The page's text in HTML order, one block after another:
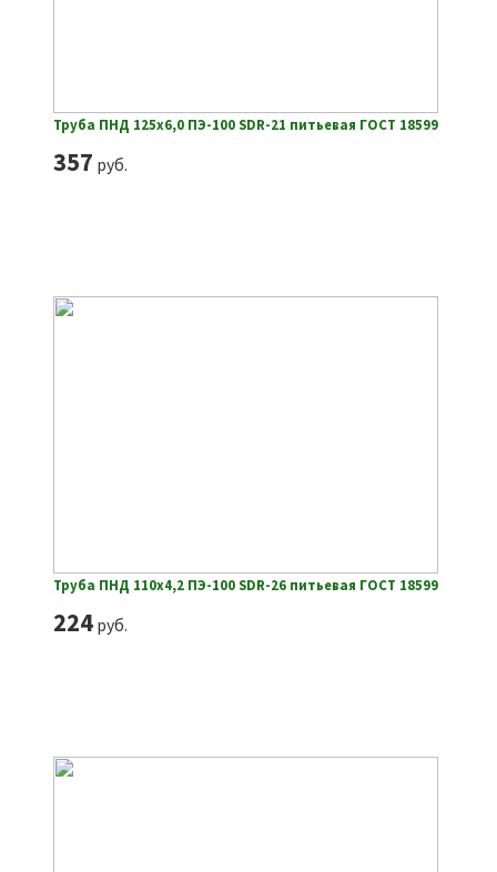
Труба ПНД 125х6,0 ПЭ-100 SDR-21 питьевая ГОСТ 18599
357 руб.
Труба ПНД 110х4,2 ПЭ-100 SDR-26 питьевая ГОСТ 18599
224руб.